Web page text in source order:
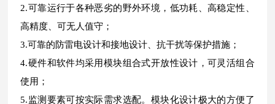
2.可靠运行于各种恶劣的野外环境，低功耗、高稳定性、
高精度、可无人值守；
3.可靠的防雷电设计和接地设计、抗干扰等保护措施；
4.硬件和软件均采用模块组合式开放性设计，可灵活组合
使用；
5.监测要素可按实际需求选配。模块化设计极大的方便了